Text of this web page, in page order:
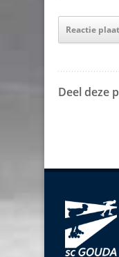
Deel deze